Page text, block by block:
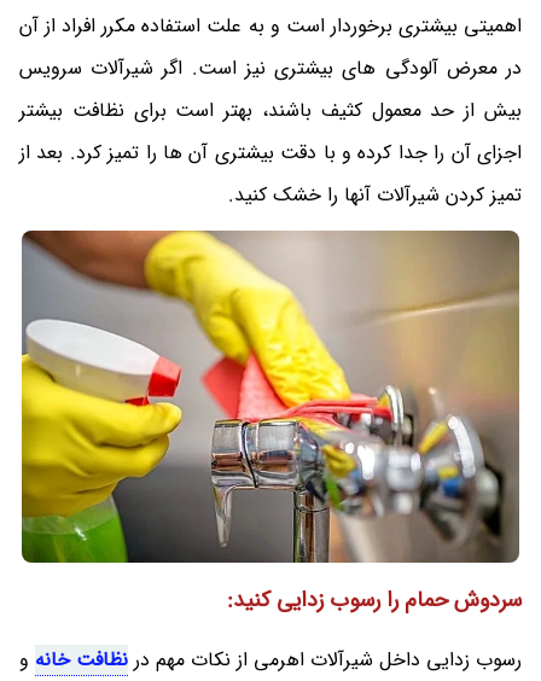
اهمیتی بیشتری برخوردار است و به علت استفاده مکرر افراد از آن
در معرض آلودگی های بیشتری نیز است. اگر شیرآلات سرویس
بیش از حد معمول کثیف باشند، بهتر است برای نظافت بیشتر
اجزای آن را جدا کرده و با دقت بیشتری آن ها را تمیز کرد. بعد از
تمیز کردن شیرآلات آنها را خشک کنید.
سردوش حمام را رسوب زدایی کنید:
رسوب زدایی داخل شیرآلات اهرمی از نکات مهم در نظافت خانه و